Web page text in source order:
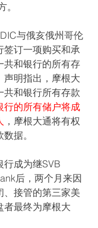
与俄亥俄州哥伦
签订一项购买和承
共和银行的所有存
声明指出，摩根大
共和银行所有存款
行的所有储户将成
，摩根大通将有权
据。
行成为继SVB
后，两个月来因
、接管的第三家美
者最终为摩根大